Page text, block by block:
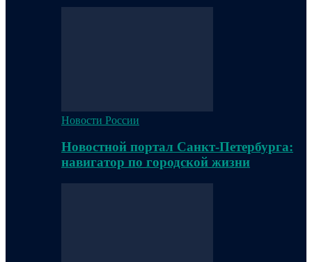
Новости России
Новостной портал Санкт-Петербурга:
навигатор по городской жизни